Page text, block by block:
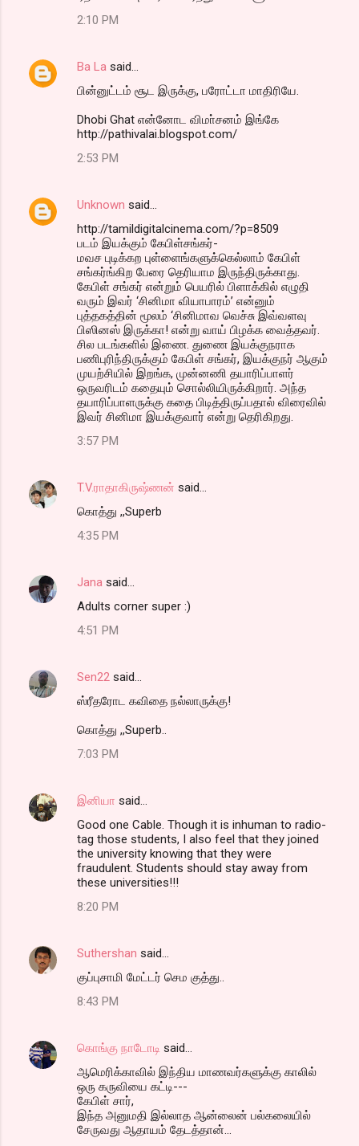
2:10 PM
Ba La said…
பின்னுட்டம் சூட இருக்கு, பரோட்டா மாதிரியே.
Dhobi Ghat என்னோட விமா்சனம் இங்கே
http://pathivalai.blogspot.com/
2:53 PM
Unknown said…
http://tamildigitalcinema.com/?p=8509
படம் இயக்கும் கேபிள்சங்கர்-
மவச புடிக்கற புள்ளைங்களுக்கெல்லாம் கேபிள்
சங்கர்ங்கிற பேரை தெரியாம இருந்திருக்காது.
கேபிள் சங்கர் என்றும் பெயரில் பிளாக்கில் எழுதி
வரும் இவர் ‘சினிமா வியாபாரம்’ என்னும்
புத்தகத்தின் மூலம் ‘சினிமாவ வெச்சு இவ்வளவு
பிஸினஸ் இருக்கா! என்று வாய் பிழக்க வைத்தவர்.
சில படங்களில் இணை. துணை இயக்குநராக
பணிபுரிந்திருக்கும் கேபிள் சங்கர், இயக்குநர் ஆகும்
முயற்சியில் இறங்க, முன்னணி தயாரிப்பாளர்
ஒருவரிடம் கதையும் சொல்லியிருக்கிறார். அந்த
தயாரிப்பாளருக்கு கதை பிடித்திருப்பதால் விரைவில்
இவர் சினிமா இயக்குவார் என்று தெரிகிறது.
3:57 PM
T.V.ராதாகிருஷ்ணன் said…
கொத்து ,,Superb
4:35 PM
Jana said…
Adults corner super :)
4:51 PM
Sen22 said…
ஸ்ரீதரோட கவிதை நல்லாருக்கு!
கொத்து ,,Superb..
7:03 PM
இனியா said…
Good one Cable. Though it is inhuman to radio-
tag those students, I also feel that they joined
the university knowing that they were
fraudulent. Students should stay away from
these universities!!!
8:20 PM
Suthershan said…
குப்புசாமி மேட்டர் செம குத்து..
8:43 PM
கொங்கு நாடோடி said…
ஆமெரிக்காவில் இந்திய மாணவர்களுக்கு காலில்
ஒரு கருவியை கட்டி---
கேபிள் சார்,
இந்த அனுமதி இல்லாத ஆன்லைன் பல்கலையில்
சேருவது ஆதாயம் தேடத்தான்...